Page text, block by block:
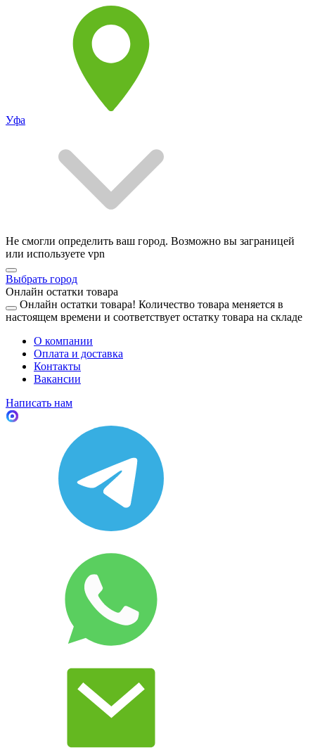
Уфа
Не смогли определить ваш город. Возможно вы заграницей
или используете vpn
Выбрать город
Онлайн остатки товара
Онлайн остатки товара! Количество товара меняется в
настоящем времени и соответствует остатку товара на складе
О компании
Оплата и доставка
Контакты
Вакансии
Написать нам